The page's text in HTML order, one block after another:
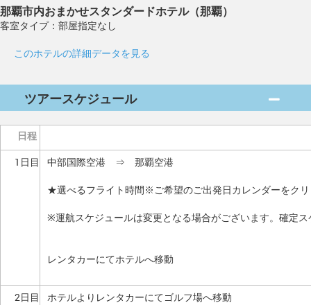
那覇市内おまかせスタンダードホテル（那覇）
客室タイプ：部屋指定なし
このホテルの詳細データを見る
ツアースケジュール
日程
1日目
中部国際空港 ⇒ 那覇空港
★選べるフライト時間※ご希望のご出発日カレンダーをク
※運航スケジュールは変更となる場合がございます。確定
レンタカーにてホテルへ移動
2日目 ホテルよりレンタカーにてゴルフ場へ移動